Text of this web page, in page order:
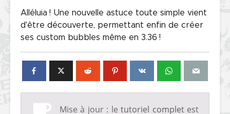
Alléluia ! Une nouvelle astuce toute simple vient
d'être découverte, permettant enfin de créer
ses custom bubbles même en 3.36 !
Mise à jour : letutoriel completest